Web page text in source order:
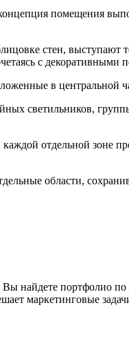
помещения
стен,
с декоративными
в центральной
светильников,
отдельной зоне
области,
найдете портфолио по
маркетинговые